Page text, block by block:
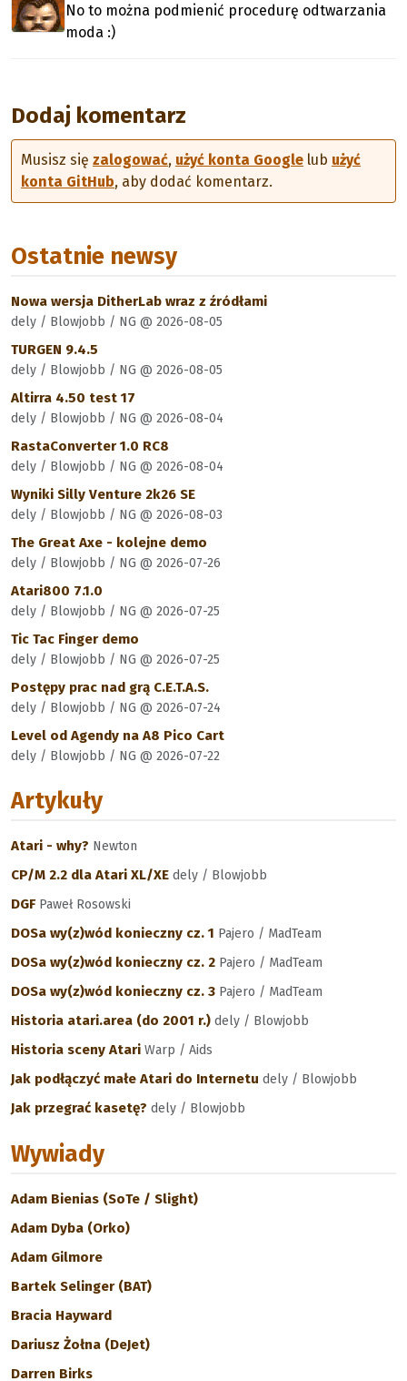
No to można podmienić procedurę odtwarzania
moda :)
Dodaj komentarz
Musisz się zalogować, użyć konta Google lub użyć
konta GitHub, aby dodać komentarz.
Ostatnie newsy
Nowa wersja DitherLab wraz z źródłami
dely / Blowjobb / NG @ 2026-08-05
TURGEN 9.4.5
dely / Blowjobb / NG @ 2026-08-05
Altirra 4.50 test 17
dely / Blowjobb / NG @ 2026-08-04
RastaConverter 1.0 RC8
dely / Blowjobb / NG @ 2026-08-04
Wyniki Silly Venture 2k26 SE
dely / Blowjobb / NG @ 2026-08-03
The Great Axe - kolejne demo
dely / Blowjobb / NG @ 2026-07-26
Atari800 7.1.0
dely / Blowjobb / NG @ 2026-07-25
Tic Tac Finger demo
dely / Blowjobb / NG @ 2026-07-25
Postępy prac nad grą C.E.T.A.S.
dely / Blowjobb / NG @ 2026-07-24
Level od Agendy na A8 Pico Cart
dely / Blowjobb / NG @ 2026-07-22
Artykuły
Atari - why? Newton
CP/M 2.2 dla Atari XL/XE dely / Blowjobb
DGF Paweł Rosowski
DOSa wy(z)wód konieczny cz. 1 Pajero / MadTeam
DOSa wy(z)wód konieczny cz. 2 Pajero / MadTeam
DOSa wy(z)wód konieczny cz. 3 Pajero / MadTeam
Historia atari.area (do 2001 r.) dely / Blowjobb
Historia sceny Atari Warp / Aids
Jak podłączyć małe Atari do Internetu dely / Blowjobb
Jak przegrać kasetę? dely / Blowjobb
Wywiady
Adam Bienias (SoTe / Slight)
Adam Dyba (Orko)
Adam Gilmore
Bartek Selinger (BAT)
Bracia Hayward
Dariusz Żołna (DeJet)
Darren Birks